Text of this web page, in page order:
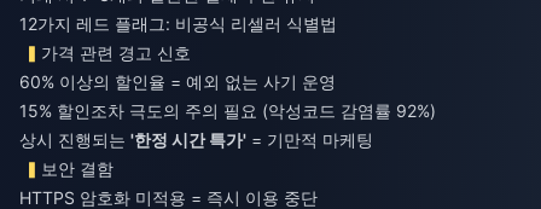
12가지 레드 플래그: 비공식 리셀러 식별법
가격 관련 경고 신호
60% 이상의 할인율 = 예외 없는 사기 운영
15% 할인조차 극도의 주의 필요 (악성코드 감염률 92%)
상시 진행되는 '한정 시간 특가' = 기만적 마케팅
보안 결함
HTTPS 암호화 미적용 = 즉시 이용 중단